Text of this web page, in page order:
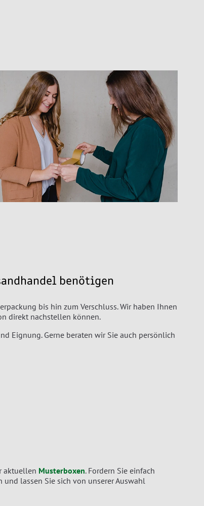
benötigen
bis hin zum Verschluss. Wir haben Ihnen
direkt nachstellen können.
Eignung. Gerne beraten wir Sie auch persönlich
aktuellen Musterboxen. Fordern Sie einfach
lassen Sie sich von unserer Auswahl